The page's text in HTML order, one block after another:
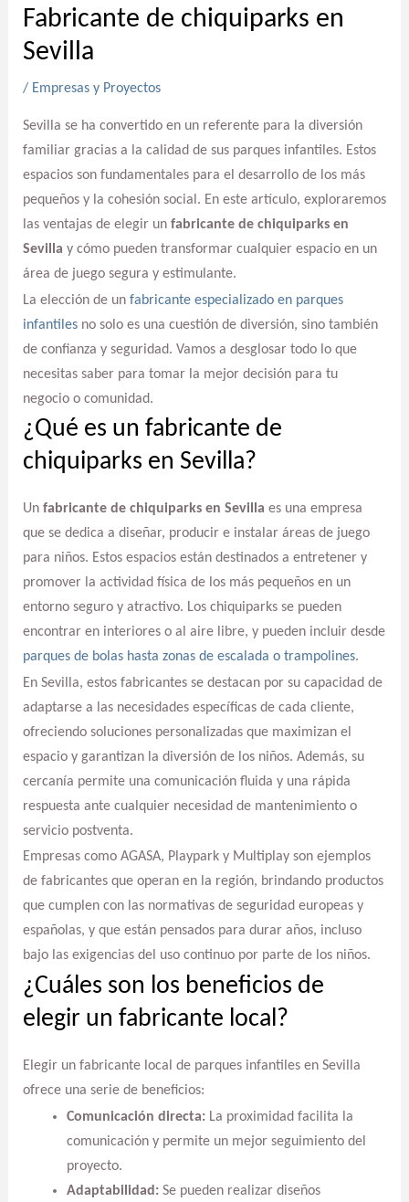
Fabricante de chiquiparks en
Sevilla
/ Empresas y Proyectos
Sevilla se ha convertido en un referente para la diversión
familiar gracias a la calidad de sus parques infantiles. Estos
espacios son fundamentales para el desarrollo de los más
pequeños y la cohesión social. En este artículo, exploraremos
las ventajas de elegir un fabricante de chiquiparks en
Sevilla y cómo pueden transformar cualquier espacio en un
área de juego segura y estimulante.
La elección de un fabricante especializado en parques
infantilesno solo es una cuestión de diversión, sino también
de confianza y seguridad. Vamos a desglosar todo lo que
necesitas saber para tomar la mejor decisión para tu
negocio o comunidad.
¿Qué es un fabricante de
chiquiparks en Sevilla?
Un fabricante de chiquiparks en Sevilla es una empresa
que se dedica a diseñar, producir e instalar áreas de juego
para niños. Estos espacios están destinados a entretener y
promover la actividad física de los más pequeños en un
entorno seguro y atractivo. Los chiquiparks se pueden
encontrar en interiores o al aire libre, y pueden incluir desde
parques de bolas hasta zonas de escalada o trampolines.
En Sevilla, estos fabricantes se destacan por su capacidad de
adaptarse a las necesidades específicas de cada cliente,
ofreciendo soluciones personalizadas que maximizan el
espacio y garantizan la diversión de los niños. Además, su
cercanía permite una comunicación fluida y una rápida
respuesta ante cualquier necesidad de mantenimiento o
servicio postventa.
Empresas como AGASA, Playpark y Multiplay son ejemplos
de fabricantes que operan en la región, brindando productos
que cumplen con las normativas de seguridad europeas y
españolas, y que están pensados para durar años, incluso
bajo las exigencias del uso continuo por parte de los niños.
¿Cuáles son los beneficios de
elegir un fabricante local?
Elegir un fabricante local de parques infantiles en Sevilla
ofrece una serie de beneficios:
Comunicación directa:La proximidad facilita la
comunicación y permite un mejor seguimiento del
proyecto.
Adaptabilidad:Se pueden realizar diseños